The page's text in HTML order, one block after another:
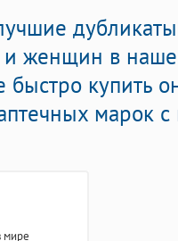
женщин в
быстро купить
марок с
мире